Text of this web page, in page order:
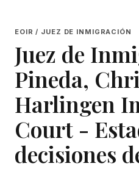
EOIR / JUEZ DE INMIGRACIÓN
Juez de
Pineda,
Harlingen
Court -
decisiones